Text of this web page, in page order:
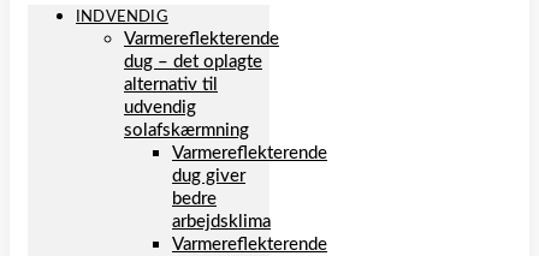
INDVENDIG
Varmereflekterende
dug – det oplagte
alternativ til
udvendig
solafskærmning
Varmereflekterende
dug giver
bedre
arbejdsklima
Varmereflekterende